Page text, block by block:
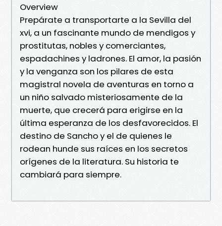
Overview
Prepárate a transportarte a la Sevilla del
xvi, a un fascinante mundo de mendigos y
prostitutas, nobles y comerciantes,
espadachines y ladrones. El amor, la pasión
y la venganza son los pilares de esta
magistral novela de aventuras en torno a
un niño salvado misteriosamente de la
muerte, que crecerá para erigirse en la
última esperanza de los desfavorecidos. El
destino de Sancho y el de quienes le
rodean hunde sus raíces en los secretos
orígenes de la literatura. Su historia te
cambiará para siempre.